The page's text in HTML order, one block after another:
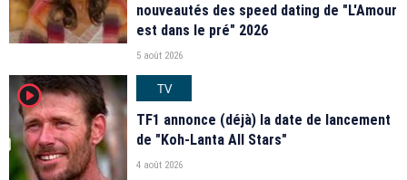
nouveautés des speed dating de "L'Amour
est dans le pré" 2026
5 août 2026
player2
TV
TF1 annonce (déjà) la date de lancement
de "Koh-Lanta All Stars"
4 août 2026